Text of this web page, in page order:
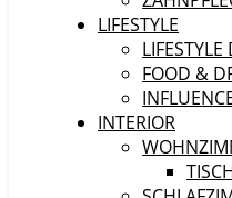
LIFESTYLE
LIFESTYLE
FOOD &
INTERIOR